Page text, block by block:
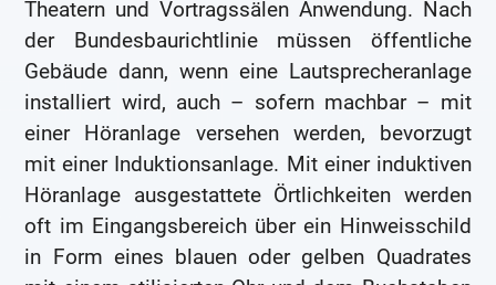
Theatern und Vortragssälen Anwendung. Nach
der Bundesbaurichtlinie müssen öffentliche
Gebäude dann, wenn eine Lautsprecheranlage
installiert wird, auch – sofern machbar – mit
einer Höranlage versehen werden, bevorzugt
mit einer Induktionsanlage. Mit einer induktiven
Höranlage ausgestattete Örtlichkeiten werden
oft im Eingangsbereich über ein Hinweisschild
in Form eines blauen oder gelben Quadrates